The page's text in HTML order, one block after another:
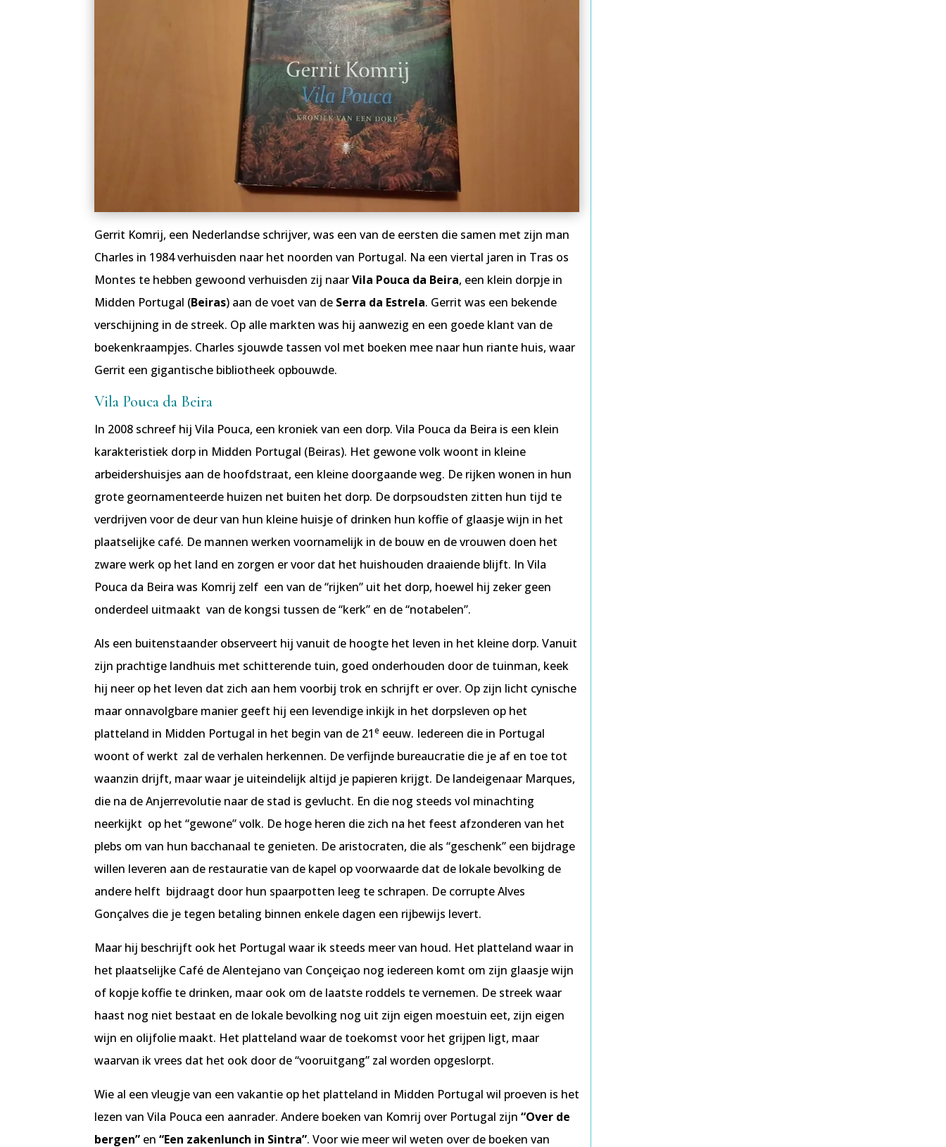
Gerrit Komrij, een Nederlandse schrijver, was een van de eersten die samen met zijn man
Charles in 1984 verhuisden naar het noorden van Portugal. Na een viertal jaren in Tras os
Montes te hebben gewoond verhuisden zij naarVila Pouca da Beira, een klein dorpje in
Midden Portugal (Beiras) aan de voet van de Serra da Estrela. Gerrit was een bekende
verschijning in de streek. Op alle markten was hij aanwezig en een goede klant van de
boekenkraampjes. Charles sjouwde tassen vol met boeken mee naar hun riante huis, waar
Gerrit een gigantische bibliotheek opbouwde.
Vila Pouca da Beira
In 2008 schreef hij Vila Pouca, een kroniek van een dorp. Vila Pouca da Beira is een klein
karakteristiek dorp in Midden Portugal (Beiras). Het gewone volk woont in kleine
arbeidershuisjes aan de hoofdstraat, een kleine doorgaande weg. De rijken wonen in hun
grote geornamenteerde huizen net buiten het dorp. De dorpsoudsten zitten hun tijd te
verdrijven voor de deur van hun kleine huisje of drinken hun koffie of glaasje wijn in het
plaatselijke café. De mannen werken voornamelijk in de bouw en de vrouwen doen het
zware werk op het land en zorgen er voor dat het huishouden draaiende blijft. In Vila
Pouca da Beira was Komrij zelf een van de “rijken” uit het dorp, hoewel hij zeker geen
onderdeel uitmaakt van de kongsi tussen de “kerk” en de “notabelen”.
Als een buitenstaander observeert hij vanuit de hoogte het leven in het kleine dorp. Vanuit
zijn prachtige landhuis met schitterende tuin, goed onderhouden door de tuinman, keek
hij neer op het leven dat zich aan hem voorbij trok en schrijft er over. Op zijn licht cynische
maar onnavolgbare manier geeft hij een levendige inkijk in het dorpsleven op het
platteland in Midden Portugal in het begin van de 21e eeuw. Iedereen die in Portugal
woont of werkt zal de verhalen herkennen. De verfijnde bureaucratie die je af en toe tot
waanzin drijft, maar waar je uiteindelijk altijd je papieren krijgt. De landeigenaar Marques,
die na de Anjerrevolutie naar de stad is gevlucht. En die nog steeds vol minachting
neerkijkt op het “gewone” volk. De hoge heren die zich na het feest afzonderen van het
plebs om van hun bacchanaal te genieten. De aristocraten, die als “geschenk” een bijdrage
willen leveren aan de restauratie van de kapel op voorwaarde dat de lokale bevolking de
andere helft bijdraagt door hun spaarpotten leeg te schrapen. De corrupte Alves
Gonçalves die je tegen betaling binnen enkele dagen een rijbewijs levert.
Maar hij beschrijft ook het Portugal waar ik steeds meer van houd. Het platteland waar in
het plaatselijke Café de Alentejano van Conçeiçao nog iedereen komt om zijn glaasje wijn
of kopje koffie te drinken, maar ook om de laatste roddels te vernemen. De streek waar
haast nog niet bestaat en de lokale bevolking nog uit zijn eigen moestuin eet, zijn eigen
wijn en olijfolie maakt. Het platteland waar de toekomst voor het grijpen ligt, maar
waarvan ik vrees dat het ook door de “vooruitgang” zal worden opgeslorpt.
Wie al een vleugje van een vakantie op het platteland in Midden Portugal wil proeven is het
lezen van Vila Pouca een aanrader. Andere boeken van Komrij over Portugal zijn“Over de
bergen” en“Een zakenlunch in Sintra”. Voor wie meer wil weten over de boeken van